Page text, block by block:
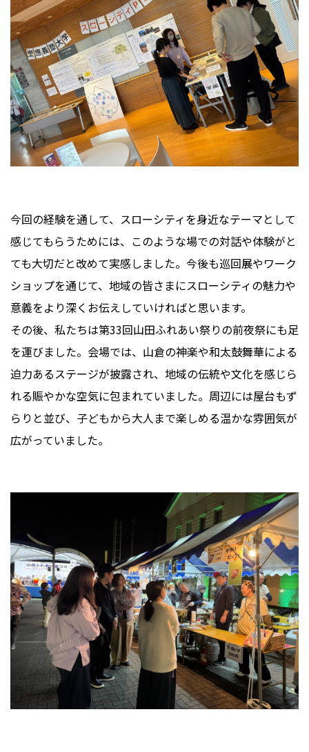
今回の経験を通して、スローシティを身近なテーマとして
感じてもらうためには、このような場での対話や体験がと
ても大切だと改めて実感しました。今後も巡回展やワーク
ショップを通じて、地域の皆さまにスローシティの魅力や
意義をより深くお伝えしていければと思います。
その後、私たちは第33回山田ふれあい祭りの前夜祭にも足
を運びました。会場では、山倉の神楽や和太鼓舞華による
迫力あるステージが披露され、地域の伝統や文化を感じら
れる賑やかな空気に包まれていました。周辺には屋台もず
らりと並び、子どもから大人まで楽しめる温かな雰囲気が
広がっていました。